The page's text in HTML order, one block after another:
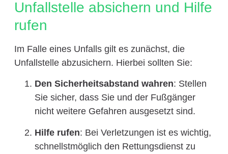
Unfallstelle absichern und Hilfe
rufen
Im Falle eines Unfalls gilt es zunächst, die
Unfallstelle abzusichern. Hierbei sollten Sie:
Den Sicherheitsabstand wahren: Stellen
Sie sicher, dass Sie und der Fußgänger
nicht weitere Gefahren ausgesetzt sind.
Hilfe rufen: Bei Verletzungen ist es wichtig,
schnellstmöglich den Rettungsdienst zu